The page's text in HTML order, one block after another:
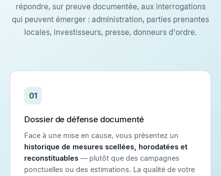
répondre, sur preuve documentée, aux interrogations
qui peuvent émerger : administration, parties prenantes
locales, investisseurs, presse, donneurs d'ordre.
01
Dossier de défense documenté
Face à une mise en cause, vous présentez un
historique de mesures scellées, horodatées et
reconstituables — plutôt que des campagnes
ponctuelles ou des estimations. La qualité de votre